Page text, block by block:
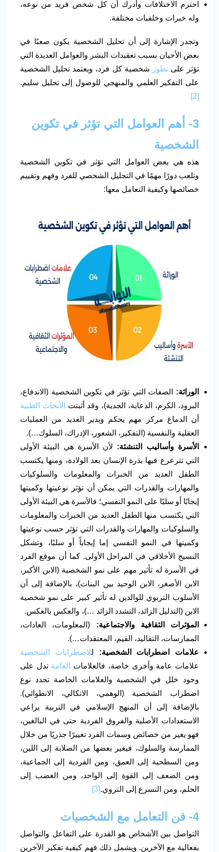
احترم الاختلافات وأدرك أن كل شخص فريد من نوعه،
وله خبرات وخلفيات مختلفة.
وتجدر الإشارة إلى أن تحليل الشخصية يكون صعبًا في
بعض الأحيان بسبب تعقيدات البشر والعوامل العديدة التي
تؤثر علىتطور
شخصية كل فرد، ويعتمد تحليل الشخصية
على التفكير العلمي والمنهجي للوصول إلى تحليل سليم.
[2]
3- أهم العوامل التي تؤثر في تكوين
الشخصية
هذه هي بعض العوامل التي تؤثر في تكوين الشخصية
وتلعب دورًا مهمًا في التحليل الشخصي للفرد وفهم وتقييم
خصائصها وكيفية التعامل معها:
الوراثة: الصفات التي تؤثر في تكوين الشخصية (الاندفاع،
البرود، الكرم، الدعابة، الجدية)، وقد أثبتت
الأبحاث الطبية
أن الدماغ مركز مهم يحكم ويدير العديد من العمليات
العقلية والنفسية (التفكير، الشعور، الإدراك، السلوك…).
الأسرة وأساليب التنشئة: لأن الأسرة هي البيئة الأولى
التي تترعرع فيها بذرة الإنسان بعد الولادة، ومنها يكتسب
الطفل العديد من الخبرات والمعلومات والسلوكيات
والمهارات والقدرات التي يمكن أن تؤثر نوعيتها وكميتها
إيجابًا أو سلبًا على النمو النفسي؛ فالأسرة هي البيئة الأولى
التي يكتسب منها الطفل العديد من الخبرات والمعلومات
والسلوكيات والمهارات والقدرات التي تؤثر حسب نوعيتها
وكميتها في النمو النفسي إما إيجاباً أو سلبًا، وتشكل
النسيج الأخلاقي في المراحل الأولى. كما أن موقع الفرد
في الأسرة له تأثير مهم على نمو الشخصية (الابن الأكبر،
الابن الأصغر، الابن الوحيد بين البنات)، بالإضافة إلى أن
الأسلوب التربوي للوالدين له تأثير كبير على نمو شخصية
الابن (التدليل الزائد، التشدد الزائد …)، والعكس بالعكس.
المؤثرات الثقافية والاجتماعية: (المعلومات، العادات،
الممارسات، التقاليد، القيم، المعتقدات…).
علامات اضطرابات الشخصية: للاضطرابات الشخصية
علامات عامة وأخرى خاصة، فالعلامات العامة تدل على
وجود خلل في الشخصية والعلامات الخاصة تحدد نوع
اضطراب الشخصية (الوهمي، الاتكالي، الانطوائي).
بالإضافة إلى أن المنهج الإسلامي في التربية يراعي
الاستعدادات الأصلية والفروق الفردية حتى في البالغين،
فهو يغير من خصائص وسمات الفرد تغييرًا جذريًا من خلال
الممارسة والسلوك، فيغير بعضها من الصلابة إلى اللين،
ومن السطحية إلى العمق، ومن الفردية إلى الجماعية،
ومن الضعف إلى القوة إلى الواحد، ومن الغضب إلى
الحلم، ومن التسرع إلى التروي.[3]
4- فن التعامل مع الشخصيات
التواصل بين الأشخاص هو القدرة على التفاعل والتواصل
بفعالية مع الآخرين. ويشمل ذلك فهم كيفية تفكير الآخرين